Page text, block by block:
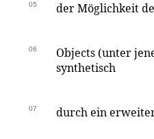
05 der Möglichkeit
06
Objects (unter
synthetisch
07 durch ein